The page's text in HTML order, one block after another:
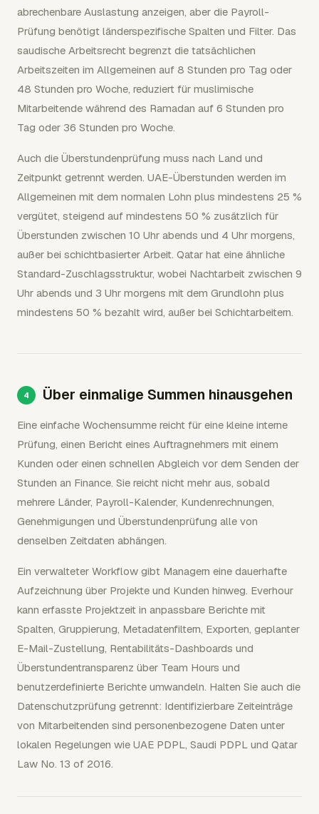
abrechenbare Auslastung anzeigen, aber die Payroll-
Prüfung benötigt länderspezifische Spalten und Filter. Das
saudische Arbeitsrecht begrenzt die tatsächlichen
Arbeitszeiten im Allgemeinen auf 8 Stunden pro Tag oder
48 Stunden pro Woche, reduziert für muslimische
Mitarbeitende während des Ramadan auf 6 Stunden pro
Tag oder 36 Stunden pro Woche.
Auch die Überstundenprüfung muss nach Land und
Zeitpunkt getrennt werden. UAE-Überstunden werden im
Allgemeinen mit dem normalen Lohn plus mindestens 25 %
vergütet, steigend auf mindestens 50 % zusätzlich für
Überstunden zwischen 10 Uhr abends und 4 Uhr morgens,
außer bei schichtbasierter Arbeit. Qatar hat eine ähnliche
Standard-Zuschlagsstruktur, wobei Nachtarbeit zwischen 9
Uhr abends und 3 Uhr morgens mit dem Grundlohn plus
mindestens 50 % bezahlt wird, außer bei Schichtarbeitern.
Über einmalige Summen hinausgehen
Eine einfache Wochensumme reicht für eine kleine interne
Prüfung, einen Bericht eines Auftragnehmers mit einem
Kunden oder einen schnellen Abgleich vor dem Senden der
Stunden an Finance. Sie reicht nicht mehr aus, sobald
mehrere Länder, Payroll-Kalender, Kundenrechnungen,
Genehmigungen und Überstundenprüfung alle von
denselben Zeitdaten abhängen.
Ein verwalteter Workflow gibt Managern eine dauerhafte
Aufzeichnung über Projekte und Kunden hinweg. Everhour
kann erfasste Projektzeit in anpassbare Berichte mit
Spalten, Gruppierung, Metadatenfiltern, Exporten, geplanter
E-Mail-Zustellung, Rentabilitäts-Dashboards und
Überstundentransparenz über Team Hours und
benutzerdefinierte Berichte umwandeln. Halten Sie auch die
Datenschutzprüfung getrennt: Identifizierbare Zeiteinträge
von Mitarbeitenden sind personenbezogene Daten unter
lokalen Regelungen wie UAE PDPL, Saudi PDPL und Qatar
Law No. 13 of 2016.